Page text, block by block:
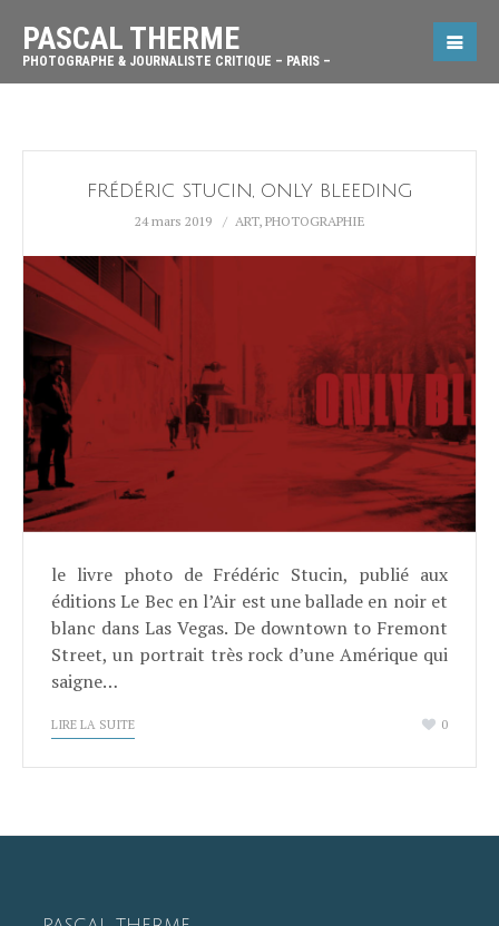
PASCAL THERME
PHOTOGRAPHE & JOURNALISTE CRITIQUE – PARIS –
FRÉDÉRIC STUCIN, ONLY BLEEDING
24 mars 2019 ART, PHOTOGRAPHIE
le livre photo de Frédéric Stucin, publié aux
éditions Le Bec en l’Air est une ballade en noir et
blanc dans Las Vegas. De downtown to Fremont
Street, un portrait très rock d’une Amérique qui
saigne…
LIRE LA SUITE 0